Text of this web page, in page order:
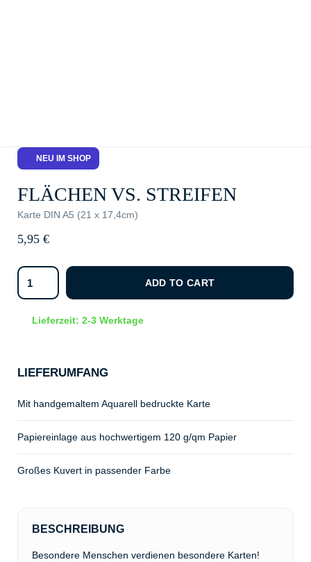
NEU IM SHOP
FLÄCHEN VS. STREIFEN
Karte DIN A5 (21 x 17,4cm)
5,95 €
ADD TO CART
Lieferzeit: 2-3 Werktage
LIEFERUMFANG
Mit handgemaltem Aquarell bedruckte Karte
Papiereinlage aus hochwertigem 120 g/qm Papier
Großes Kuvert in passender Farbe
BESCHREIBUNG
Besondere Menschen verdienen besondere Karten!